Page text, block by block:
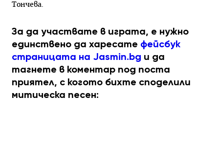
Тончева.
За да участвате в играта, е нужно
единствено да харесате фейсбук
страницата на Jasmin.bg и да
тагнете в коментар под поста
приятел, с когото бихте споделили
митическа песен: